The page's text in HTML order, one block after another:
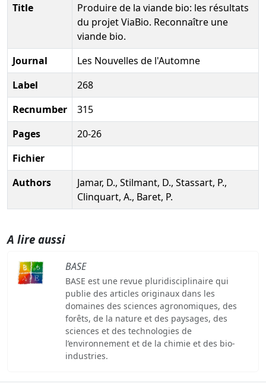
Title
Produire de la viande bio: les résultats
du projet ViaBio. Reconnaître une
viande bio.
Journal
Les Nouvelles de l'Automne
Label
268
Recnumber
315
Pages
20-26
Fichier
Authors
Jamar, D., Stilmant, D., Stassart, P.,
Clinquart, A., Baret, P.
A lire aussi
BASE
BASE est une revue pluridisciplinaire qui
publie des articles originaux dans les
domaines des sciences agronomiques, des
forêts, de la nature et des paysages, des
sciences et des technologies de
l’environnement et de la chimie et des bio-
industries.